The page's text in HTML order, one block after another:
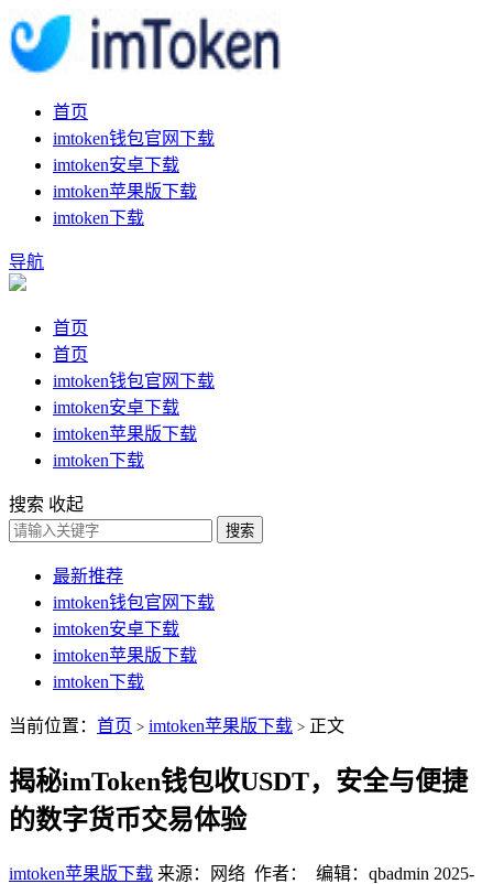
首页
imtoken钱包官网下载
imtoken安卓下载
imtoken苹果版下载
imtoken下载
导航
首页
首页
imtoken钱包官网下载
imtoken安卓下载
imtoken苹果版下载
imtoken下载
搜索 收起
搜索
最新推荐
imtoken钱包官网下载
imtoken安卓下载
imtoken苹果版下载
imtoken下载
当前位置： 首页 > imtoken苹果版下载 > 正文
揭秘imToken钱包收USDT，安全与便捷
的数字货币交易体验
imtoken苹果版下载 来源：网络 作者： 编辑：qbadmin 2025-